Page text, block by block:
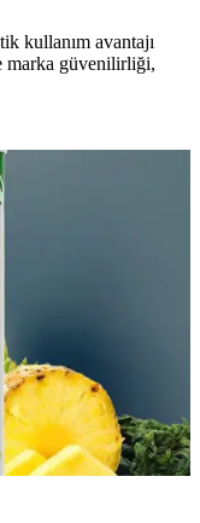
kullanım avantajı
marka güvenilirliği,